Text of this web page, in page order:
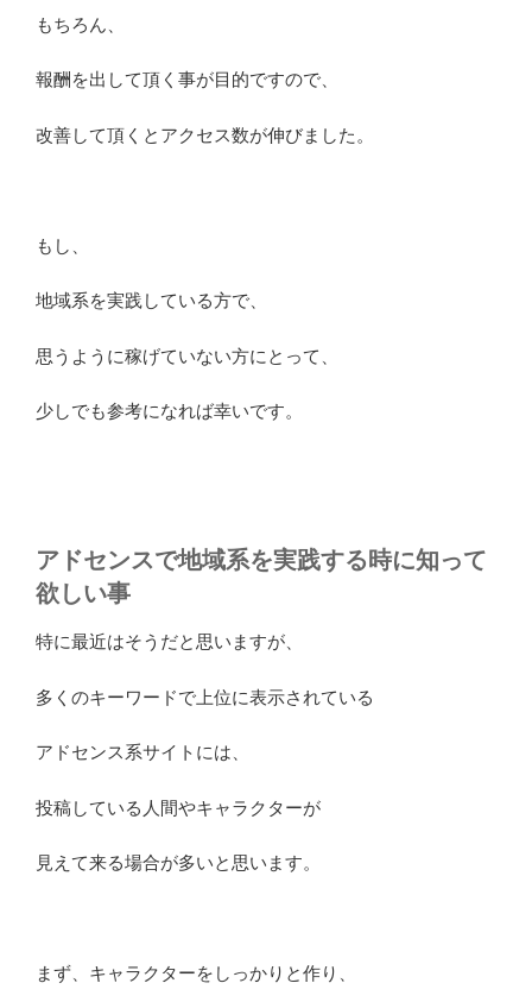
もちろん、
報酬を出して頂く事が目的ですので、
改善して頂くとアクセス数が伸びました。
もし、
地域系を実践している方で、
思うように稼げていない方にとって、
少しでも参考になれば幸いです。
アドセンスで地域系を実践する時に知って
欲しい事
特に最近はそうだと思いますが、
多くのキーワードで上位に表示されている
アドセンス系サイトには、
投稿している人間やキャラクターが
見えて来る場合が多いと思います。
まず、キャラクターをしっかりと作り、